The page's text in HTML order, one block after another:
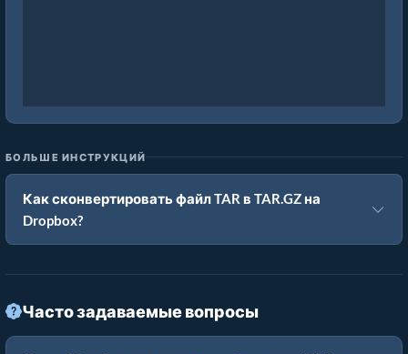
БОЛЬШЕ ИНСТРУКЦИЙ
Как сконвертировать файл TAR в TAR.GZ на
Dropbox?
Часто задаваемые вопросы